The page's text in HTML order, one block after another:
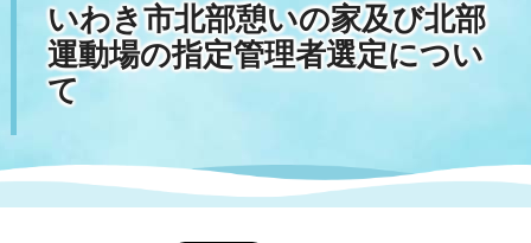
いわき市北部憩いの家及び北部
運動場の指定管理者選定につい
て